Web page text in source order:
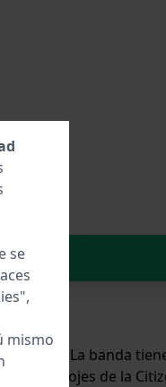
La banda
los relojes de la
se
mismo